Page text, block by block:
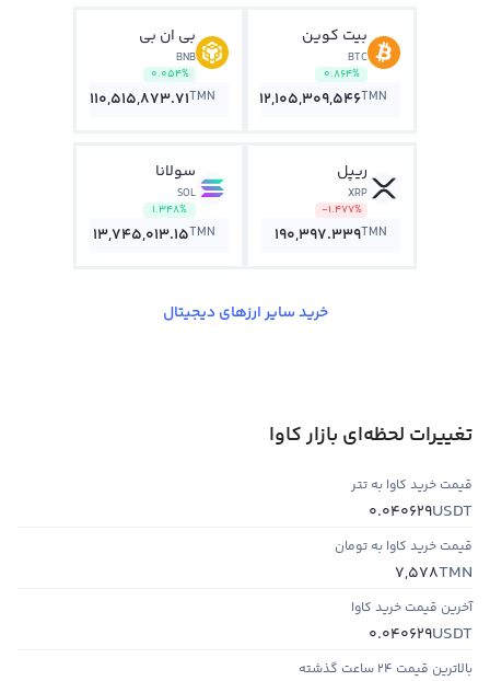
بیت کوین
BTC
0.864%
12,105,309,546TMN
بی ان بی
BNB
0.054%
110,515,873.71TMN
ریپل
XRP
-1.477%
190,397.339TMN
سولانا
SOL
1.348%
13,745,013.15TMN
خرید سایر ارزهای دیجیتال
تغییرات لحظه‌ای بازار کاوا
قیمت خرید کاوا به تتر
USDT
0.040629
قیمت خرید کاوا به تومان
TMN
7,578
آخرین قیمت خرید کاوا
USDT
0.040629
بالاترین قیمت ۲۴ ساعت گذشته